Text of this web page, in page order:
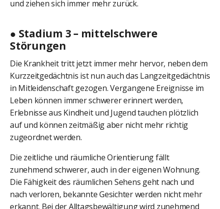
und ziehen sich immer mehr zurück.
● Stadium 3 – mittelschwere
Störungen
Die Krankheit tritt jetzt immer mehr hervor, neben dem
Kurzzeitgedächtnis ist nun auch das Langzeitgedächtnis
in Mitleidenschaft gezogen. Vergangene Ereignisse im
Leben können immer schwerer erinnert werden,
Erlebnisse aus Kindheit und Jugend tauchen plötzlich
auf und können zeitmäßig aber nicht mehr richtig
zugeordnet werden.
Die zeitliche und räumliche Orientierung fällt
zunehmend schwerer, auch in der eigenen Wohnung.
Die Fähigkeit des räumlichen Sehens geht nach und
nach verloren, bekannte Gesichter werden nicht mehr
erkannt. Bei der Alltagsbewältigung wird zunehmend